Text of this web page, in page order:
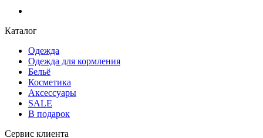
Каталог
Одежда
Одежда для кормления
Бельё
Косметика
Аксессуары
SALE
В подарок
Сервис клиента